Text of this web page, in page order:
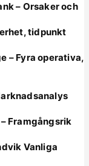
– Orsaker och
tidpunkt
– Fyra operativa,
Framgångsrik
Vanliga